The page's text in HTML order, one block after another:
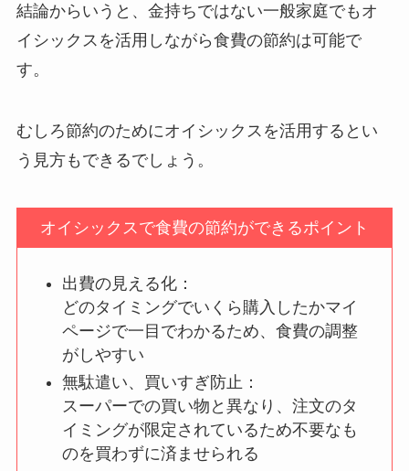
結論からいうと、金持ちではない一般家庭でもオ
イシックスを活用しながら食費の節約は可能で
す。
むしろ節約のためにオイシックスを活用するとい
う見方もできるでしょう。
オイシックスで食費の節約ができるポイント
出費の見える化：
どのタイミングでいくら購入したかマイ
ページで一目でわかるため、食費の調整
がしやすい
無駄遣い、買いすぎ防止：
スーパーでの買い物と異なり、注文のタ
イミングが限定されているため不要なも
のを買わずに済ませられる